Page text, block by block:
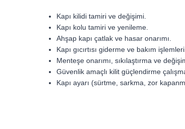
Kapı kilidi tamiri ve değişimi.
Kapı kolu tamiri ve yenileme.
Ahşap kapı çatlak ve hasar onarımı.
Kapı gıcırtısı giderme ve bakım işlemleri.
Menteşe onarımı, sıkılaştırma ve
Güvenlik amaçlı kilit güçlendirme
Kapı ayarı (sürtme, sarkma, zor